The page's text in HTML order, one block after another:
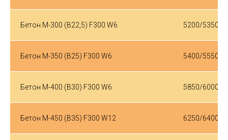
Бетон М-300 (B22,5) F300 W6 5200/5350
Бетон М-350 (B25) F300 W6 5400/5550
Бетон М-400 (B30) F300 W6 5850/6000
Бетон М-450 (B35) F300 W12 6250/6400